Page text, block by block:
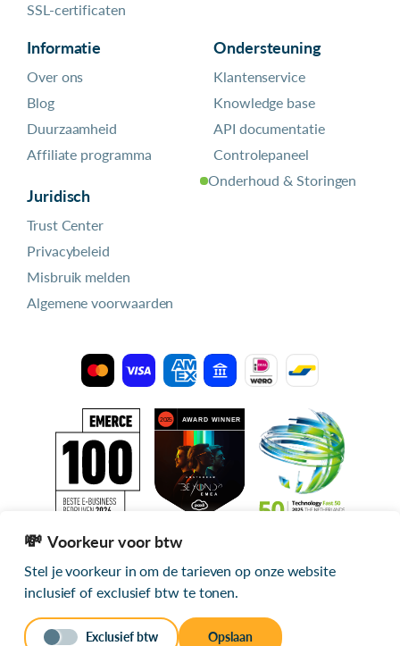
SSL-certificaten
Informatie
Over ons
Blog
Duurzaamheid
Affiliate programma
Juridisch
Trust Center
Privacybeleid
Misbruik melden
Algemene voorwaarden
Ondersteuning
Klantenservice
Knowledge base
API documentatie
Controlepaneel
Onderhoud & Storingen
Alle getoonde prijzen zijn exclusief btw
Voorkeur voor btw
Stel je voorkeur in om de tarieven op onze website
inclusief of exclusief btw te tonen.
Exclusief btw Opslaan